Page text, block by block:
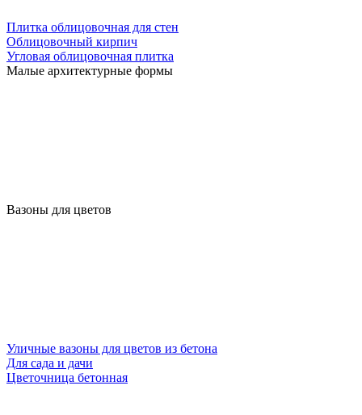
Плитка облицовочная для стен
Облицовочный кирпич
Угловая облицовочная плитка
Малые архитектурные формы
Вазоны для цветов
Уличные вазоны для цветов из бетона
Для сада и дачи
Цветочница бетонная